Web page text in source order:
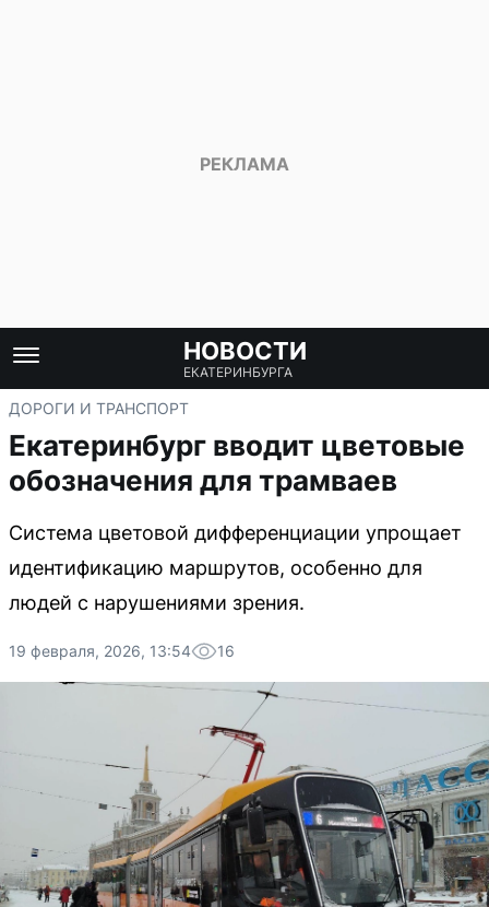
НОВОСТИ
ЕКАТЕРИНБУРГА
ДОРОГИ И ТРАНСПОРТ
Екатеринбург вводит цветовые
обозначения для трамваев
Система цветовой дифференциации упрощает
идентификацию маршрутов, особенно для
людей с нарушениями зрения.
19 февраля, 2026, 13:54 16